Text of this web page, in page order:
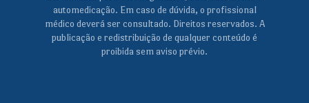
automedicação. Em caso de dúvida, o profissional
médico deverá ser consultado. Direitos reservados. A
publicação e redistribuição de qualquer conteúdo é
proibida sem aviso prévio.